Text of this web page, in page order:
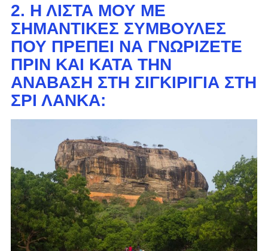
2. Η ΛΊΣΤΑ ΜΟΥ ΜΕ
ΣΗΜΑΝΤΙΚΈΣ ΣΥΜΒΟΥΛΈΣ
ΠΟΥ ΠΡΈΠΕΙ ΝΑ ΓΝΩΡΊΖΕΤΕ
ΠΡΙΝ ΚΑΙ ΚΑΤΆ ΤΗΝ
ΑΝΆΒΑΣΗ ΣΤΗ ΣΙΓΚΙΡΊΓΙΑ ΣΤΗ
ΣΡΙ ΛΆΝΚΑ: